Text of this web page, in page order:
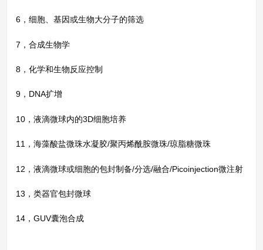
6，细胞、基因或生物大分子的筛选
7，合成生物学
8，化学和生物反应控制
9，DNA扩增
10，液滴微球内的3D细胞培养
11，海藻酸盐微珠水凝胶/聚丙烯酰胺微珠/琼脂糖微珠
12，液滴微球或细胞的包封制备/分选/融合/Picoinjection微注射
13，类器官包封微球
14，GUV囊泡合成